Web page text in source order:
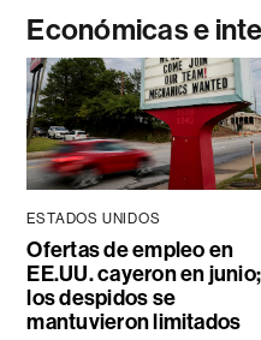
Económicas e
ESTADOS UNIDOS
Ofertas de empleo en
EE.UU. cayeron en junio;
los despidos se
mantuvieron limitados